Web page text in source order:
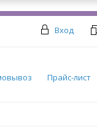
Вход
Прайс-лист